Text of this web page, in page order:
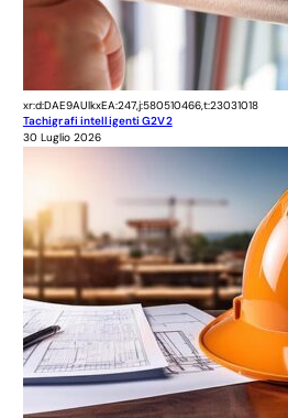
xr:d:DAE9AUlkxEA:247,j:580510466,t:23031018
Tachigrafi intelligenti G2V2
30 Luglio 2026